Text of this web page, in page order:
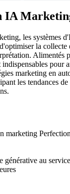
IA
les systèmes
la collecte
Alimentés
indispensables pour
marketing en
les tendances
marketing
au